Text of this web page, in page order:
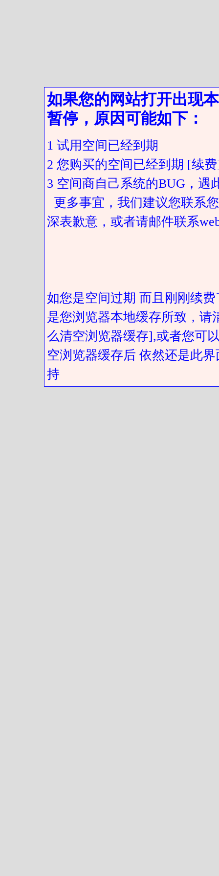
如果您的网站打开出现
暂停，原因可能如下：
1 试用空间已经到期
2 您购买的空间已经到期 [续
3 空间商自己系统的BUG，遇
更多事宜，我们建议您联系
深表歉意，或者请邮件联系
如您是空间过期 而且刚刚续
是您浏览器本地缓存所致，
么清空浏览器缓存],或者您可
空浏览器缓存后 依然还是此
持